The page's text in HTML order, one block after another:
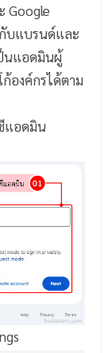
Google
บแบรนด์และ
นแอดมินผู้
องค์กรได้ตาม
แอดมิน